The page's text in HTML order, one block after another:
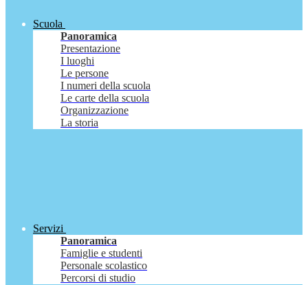
Scuola
Panoramica
Presentazione
I luoghi
Le persone
I numeri della scuola
Le carte della scuola
Organizzazione
La storia
Servizi
Panoramica
Famiglie e studenti
Personale scolastico
Percorsi di studio